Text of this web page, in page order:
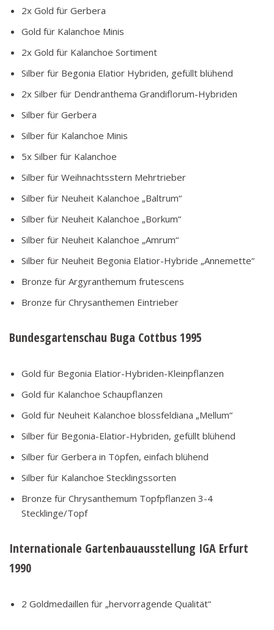
2x Gold für Gerbera
Gold für Kalanchoe Minis
2x Gold für Kalanchoe Sortiment
Silber für Begonia Elatior Hybriden, gefüllt blühend
2x Silber für Dendranthema Grandiflorum-Hybriden
Silber für Gerbera
Silber für Kalanchoe Minis
5x Silber für Kalanchoe
Silber für Weihnachtsstern Mehrtrieber
Silber für Neuheit Kalanchoe „Baltrum“
Silber für Neuheit Kalanchoe „Borkum“
Silber für Neuheit Kalanchoe „Amrum“
Silber für Neuheit Begonia Elatior-Hybride „Annemette“
Bronze für Argyranthemum frutescens
Bronze für Chrysanthemen Eintrieber
Bundesgartenschau Buga Cottbus 1995
Gold für Begonia Elatior-Hybriden-Kleinpflanzen
Gold für Kalanchoe Schaupflanzen
Gold für Neuheit Kalanchoe blossfeldiana „Mellum“
Silber für Begonia-Elatior-Hybriden, gefüllt blühend
Silber für Gerbera in Töpfen, einfach blühend
Silber für Kalanchoe Stecklingssorten
Bronze für Chrysanthemum Topfpflanzen 3-4
Stecklinge/Topf
Internationale Gartenbauausstellung IGA Erfurt
1990
2 Goldmedaillen für „hervorragende Qualität“